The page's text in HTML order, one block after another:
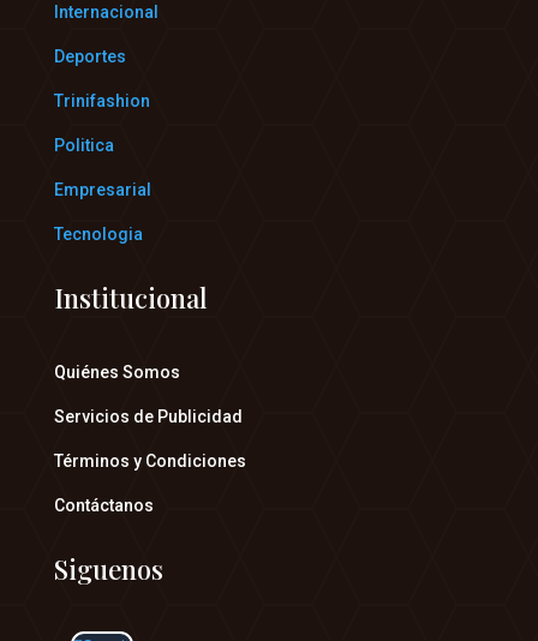
Internacional
Deportes
Trinifashion
Politica
Empresarial
Tecnologia
Institucional
Quiénes Somos
Servicios de Publicidad
Términos y Condiciones
Contáctanos
Siguenos